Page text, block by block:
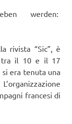
werden:
rivista “Sic”, è
tra il 10 e il 17
era tenuta una
francesi di